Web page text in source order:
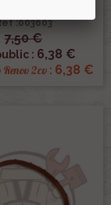
:003603
7,50 €
: 6,38 €
Renov 2cv: 6,38 €